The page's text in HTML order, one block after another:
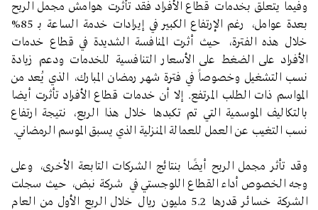
وفيما يتعلق بخدمات قطاع الأفراد فقد تأثرت هوامش مجمل الربح
بعدة عوامل، رغم الإرتفاع الكبير في إيرادات خدمة الساعة بـ 85%
خلال هذه الفترة، حيث أثرت المنافسة الشديدة في قطاع خدمات
الأفراد على الضغط على الأسعار التنافسية للخدمات ودعم زيادة
نسب التشغيل وخصوصاً في فترة شهر رمضان المبارك، الذي يُعد من
المواسم ذات الطلب المرتفع. إلا أن خدمات قطاع الأفراد تأثرت أيضا
بالتكاليف الموسمية التي تم تكبدها خلال هذا الربع، نتيجة ارتفاع
نسب التغيب عن العمل للعمالة المنزلية الذي يسبق الموسم الرمضاني.
وقد تأثر مجمل الربح أيضًا بنتائج الشركات التابعة الأخرى، وعلى
وجه الخصوص أداء القطاع اللوجستي في شركة نبض، حيث سجلت
الشركة خسائر قدرها 5.2 مليون ريال خلال الربع الأول من العام